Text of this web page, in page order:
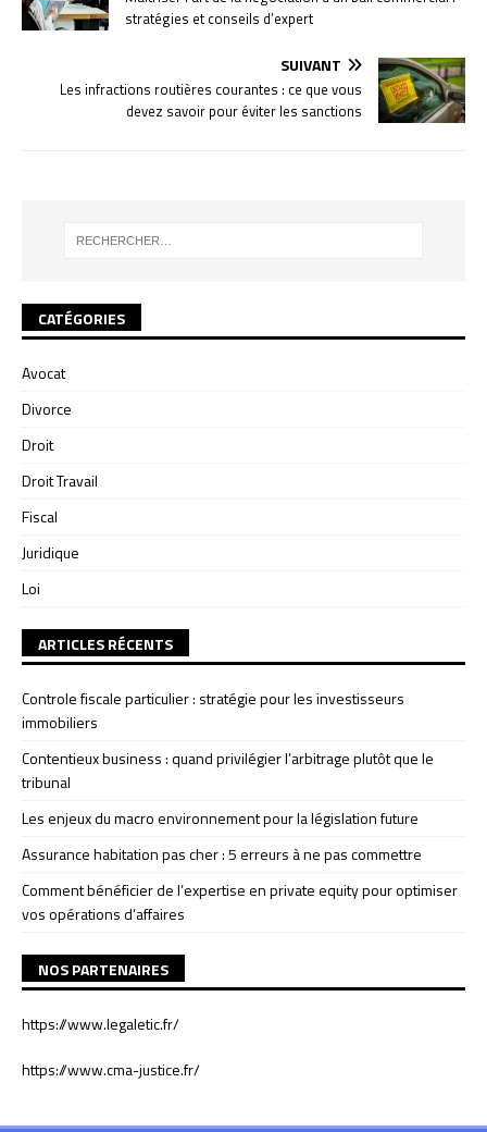
stratégies et conseils d’expert
SUIVANT
Les infractions routières courantes : ce que vous
devez savoir pour éviter les sanctions
CATÉGORIES
Avocat
Divorce
Droit
Droit Travail
Fiscal
Juridique
Loi
ARTICLES RÉCENTS
Controle fiscale particulier : stratégie pour les investisseurs
immobiliers
Contentieux business : quand privilégier l’arbitrage plutôt que le
tribunal
Les enjeux du macro environnement pour la législation future
Assurance habitation pas cher : 5 erreurs à ne pas commettre
Comment bénéficier de l’expertise en private equity pour optimiser
vos opérations d’affaires
NOS PARTENAIRES
https://www.legaletic.fr/
https://www.cma-justice.fr/